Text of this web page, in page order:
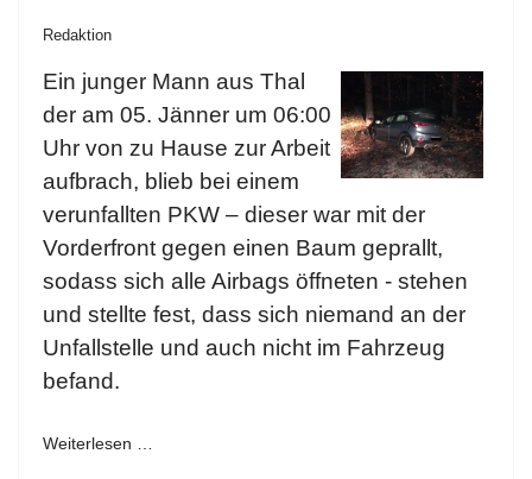
Redaktion
Ein junger Mann aus Thal
der am 05. Jänner um 06:00
Uhr von zu Hause zur Arbeit
aufbrach, blieb bei einem
verunfallten PKW – dieser war mit der
Vorderfront gegen einen Baum geprallt,
sodass sich alle Airbags öffneten - stehen
und stellte fest, dass sich niemand an der
Unfallstelle und auch nicht im Fahrzeug
befand.
Weiterlesen …